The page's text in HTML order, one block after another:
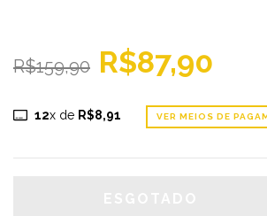
R$159,90 R$87,90
12x de R$8,91 VER MEIOS DE